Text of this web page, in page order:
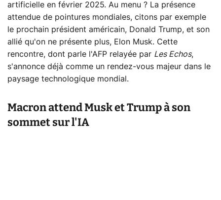
artificielle en février 2025. Au menu ? La présence
attendue de pointures mondiales, citons par exemple
le prochain président américain, Donald Trump, et son
allié qu'on ne présente plus, Elon Musk. Cette
rencontre, dont parle l'AFP relayée par Les Echos,
s'annonce déjà comme un rendez-vous majeur dans le
paysage technologique mondial.
Macron attend Musk et Trump à son
sommet sur l'IA